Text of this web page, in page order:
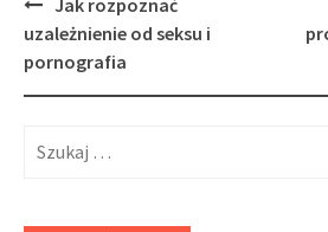
navigation
uzależnienie od seksu i
pornografia